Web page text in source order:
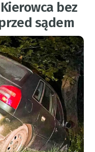
bez
sądem